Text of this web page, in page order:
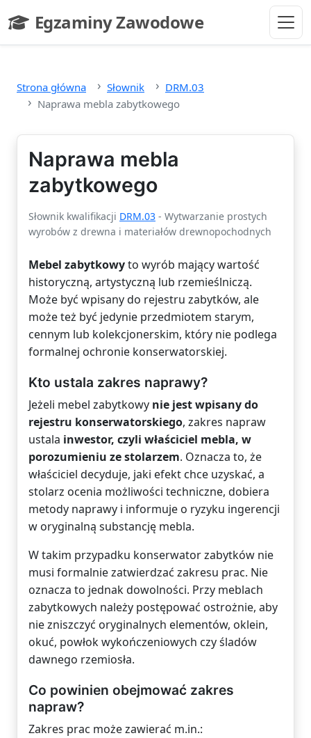
Egzaminy Zawodowe
- strona główna
Strona główna Słownik
DRM.03
Naprawa mebla zabytkowego
Naprawa mebla
zabytkowego
Słownik kwalifikacji DRM.03 - Wytwarzanie prostych
wyrobów z drewna i materiałów drewnopochodnych
Mebel zabytkowyto wyrób mający wartość
historyczną, artystyczną lub rzemieślniczą.
Może być wpisany do rejestru zabytków, ale
może też być jedynie przedmiotem starym,
cennym lub kolekcjonerskim, który nie podlega
formalnej ochronie konserwatorskiej.
Kto ustala zakres naprawy?
Jeżeli mebel zabytkowy nie jest wpisany do
rejestru konserwatorskiego, zakres napraw
ustala inwestor, czyli właściciel mebla, w
porozumieniu ze stolarzem. Oznacza to, że
właściciel decyduje, jaki efekt chce uzyskać, a
stolarz ocenia możliwości techniczne, dobiera
metody naprawy i informuje o ryzyku ingerencji
w oryginalną substancję mebla.
W takim przypadku konserwator zabytków nie
musi formalnie zatwierdzać zakresu prac. Nie
oznacza to jednak dowolności. Przy meblach
zabytkowych należy postępować ostrożnie, aby
nie zniszczyć oryginalnych elementów, oklein,
okuć, powłok wykończeniowych czy śladów
dawnego rzemiosła.
Co powinien obejmować zakres
napraw?
Zakres prac może zawierać m.in.: